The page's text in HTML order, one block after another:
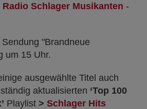
Radio Schlager Musikanten -
"Brandneue
um 15 Uhr.
ausgewählte Titel auch
aktualisierten ‘Top 100
Playlist > Schlager Hits